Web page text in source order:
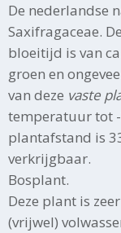
De nederlandse
Saxifragaceae.
bloeitijd is van
groen en
van deze vaste
temperatuur tot -
plantafstand is
verkrijgbaar.
Bosplant.
Deze plant is
(vrijwel)